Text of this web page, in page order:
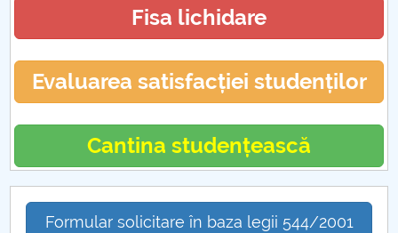
Fisa lichidare
Evaluarea satisfacției studenților
Cantina studențească
Formular solicitare în baza legii 544/2001